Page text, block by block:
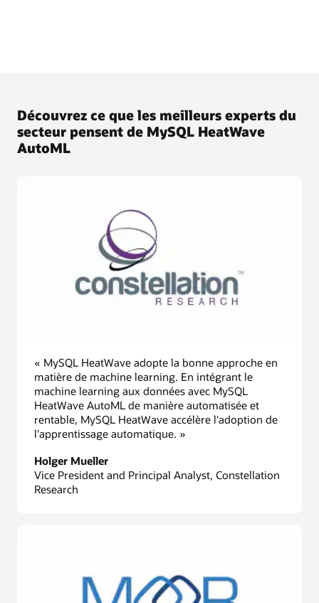
Découvrez ce que les meilleurs experts du
secteur pensent de MySQL HeatWave
AutoML
« MySQL HeatWave adopte la bonne approche en
matière de machine learning. En intégrant le
machine learning aux données avec MySQL
HeatWave AutoML de manière automatisée et
rentable, MySQL HeatWave accélère l'adoption de
l'apprentissage automatique. »
Holger Mueller
Vice President and Principal Analyst, Constellation
Research